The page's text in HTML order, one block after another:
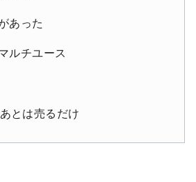
あった
ルチユース
とは売るだけ